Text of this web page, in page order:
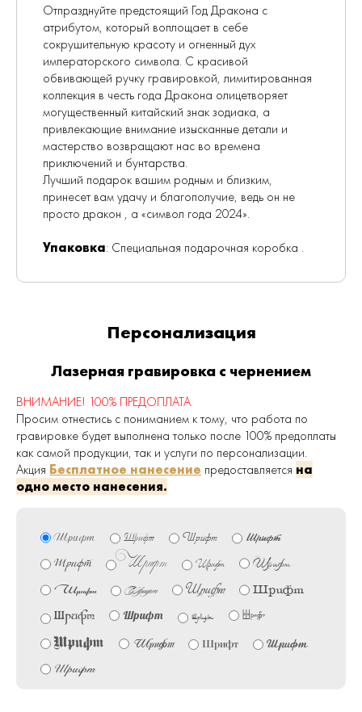
Отпразднуйте предстоящий Год Дракона с
атрибутом, который воплощает в себе
сокрушительную красоту и огненный дух
императорского символа. С красивой
обвивающей ручку гравировкой, лимитированная
коллекция в честь года Дракона олицетворяет
могущественный китайский знак зодиака, а
привлекающие внимание изысканные детали и
мастерство возвращают нас во времена
приключений и бунтарства.
Лучший подарок вашим родным и близким,
принесет вам удачу и благополучие, ведь он не
просто дракон , а «символ года 2024».
Упаковка: Специальная подарочная коробка .
Персонализация
Лазерная гравировка с чернением
ВНИМАНИЕ! 100% ПРЕДОПЛАТА
Просим отнестись с пониманием к тому, что работа по
гравировке будет выполнена только после 100% предоплаты
как самой продукции, так и услуги по персонализации.
Акция Бесплатное нанесение предоставляется на
одно место нанесения.
Шрифт Шрифт Шрифт Шрифт
Шрифт Шрифт Шрифт Шрифт
Шрифт Шрифт Шрифт Шрифт
Шрифт Шрифт Шрифт Шрифт
Шрифт Шрифт Шрифт Шрифт
Шрифт